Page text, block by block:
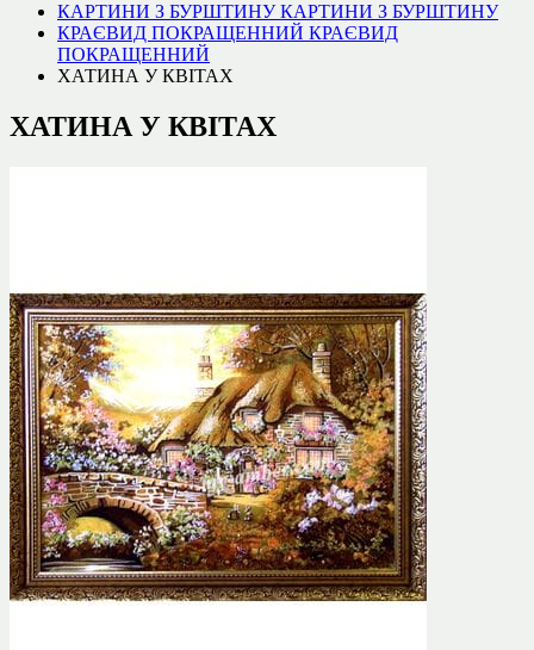
КАРТИНИ З БУРШТИНУКАРТИНИ З БУРШТИНУ
КРАЄВИД ПОКРАЩЕННИЙ КРАЄВИД
ПОКРАЩЕННИЙ
ХАТИНА У КВІТАХ
ХАТИНА У КВІТАХ